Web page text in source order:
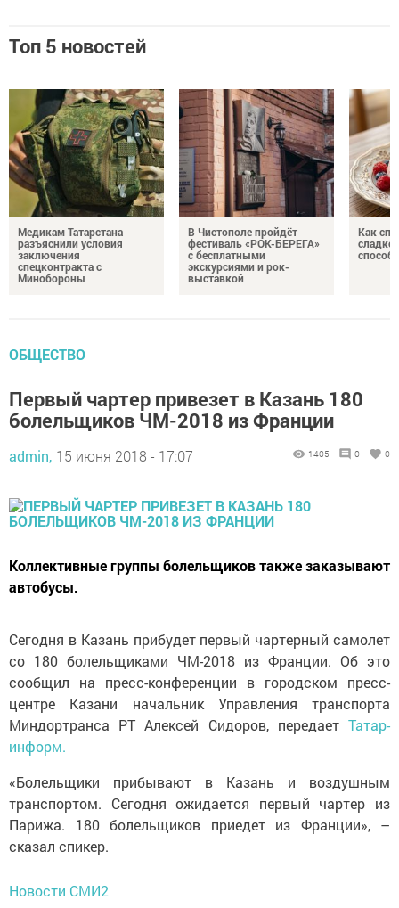
Топ 5 новостей
Медикам Татарстана
разъяснили условия
заключения
спецконтракта с
Минобороны
В Чистополе пройдёт
фестиваль «РОК-БЕРЕГА»
с бесплатными
экскурсиями и рок-
выставкой
Как
ОБЩЕСТВО
Первый чартер привезет в Казань 180
болельщиков ЧМ-2018 из Франции
admin, 15 июня 2018 - 17:07 1405 0 0
Коллективные группы болельщиков также заказывают
автобусы.
Сегодня в Казань прибудет первый чартерный самолет
со 180 болельщиками ЧМ-2018 из Франции. Об это
сообщил на пресс-конференции в городском пресс-
центре Казани начальник Управления транспорта
Миндортранса РТ Алексей Сидоров, передает Татар-
информ.
«Болельщики прибывают в Казань и воздушным
транспортом. Сегодня ожидается первый чартер из
Парижа. 180 болельщиков приедет из Франции», –
сказал спикер.
Новости СМИ2